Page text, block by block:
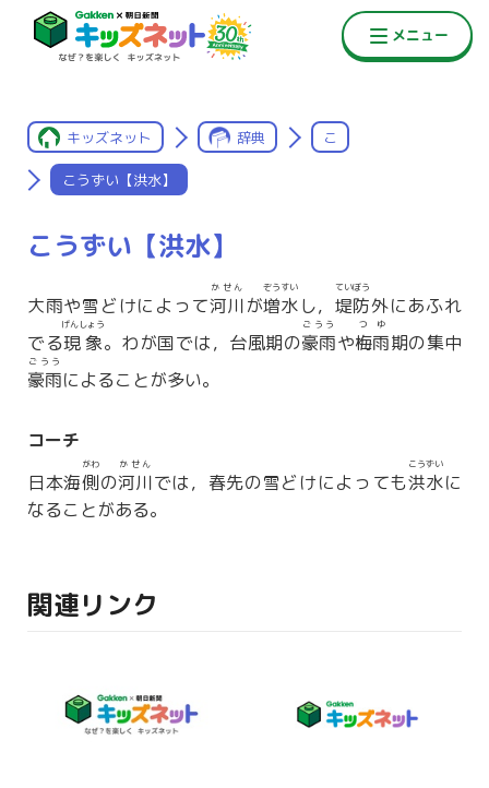
キッズネット 辞典 こ
こうずい【洪水】
こうずい【洪水】
大雨や雪どけによって河川
かせん
が増水
ぞうすい
し， 堤防
ていぼう
外にあふれ
でる現象
げんしょう
。わが国では，台風期の豪雨
ごうう
や梅雨
つゆ
期の集中
豪雨
ごうう
によることが多い。
コーチ
日本海側
がわ
の河川
かせん
では，春先の雪どけによっても洪水
こうずい
に
なることがある。
関連リンク